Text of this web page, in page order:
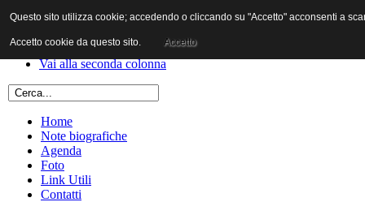
Vai al contenuto
Vai alla prima colonna
Vai alla seconda colonna
Home
Note biografiche
Agenda
Foto
Link Utili
Contatti
Questo sito utilizza cookie; accedendo o cliccando su "Accetto" acconsenti a
Accetto cookie da questo sito. Accetto